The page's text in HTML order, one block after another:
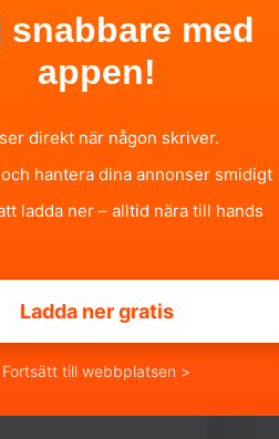
snabbare med
appen!
direkt när någon skriver.
hantera dina annonser smidigt
ladda ner – alltid nära till hands
Ladda ner gratis
Fortsätt till webbplatsen >